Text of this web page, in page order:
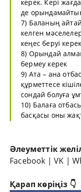
керек. Кері
де
7) Баланың
келген
кеңес беруі
8) Орындай
бермеу керек
9) Ата – ана
құрметтесе
сондай болуға
10) Балаға
басқасы оны
Әлеуметтік
Facebook |VK |
Қарап көріңіз 👇